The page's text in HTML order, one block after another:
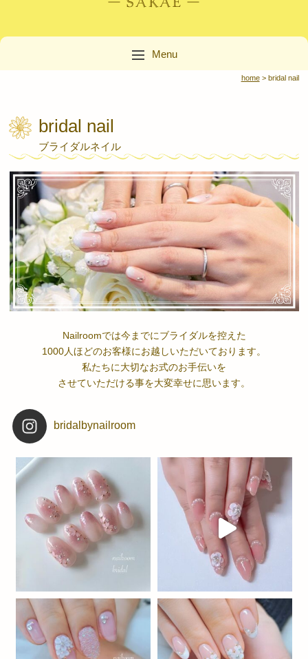
ネイルサロン『Nail
room -sakae- 』
Nail room -sakae- 名古屋市栄の隠れ家ネイルサロン
Menu
home> bridal nail
bridal nail
ブライダルネイル
Nailroomでは今までにブライダルを控えた
1000人ほどのお客様にお越しいただいております。
私たちに大切なお式のお手伝いを
させていただける事を大変幸せに思います。
bridalbynailroom